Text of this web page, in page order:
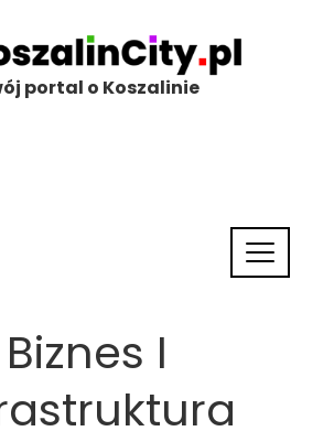
portal o Koszalinie
Biznes I